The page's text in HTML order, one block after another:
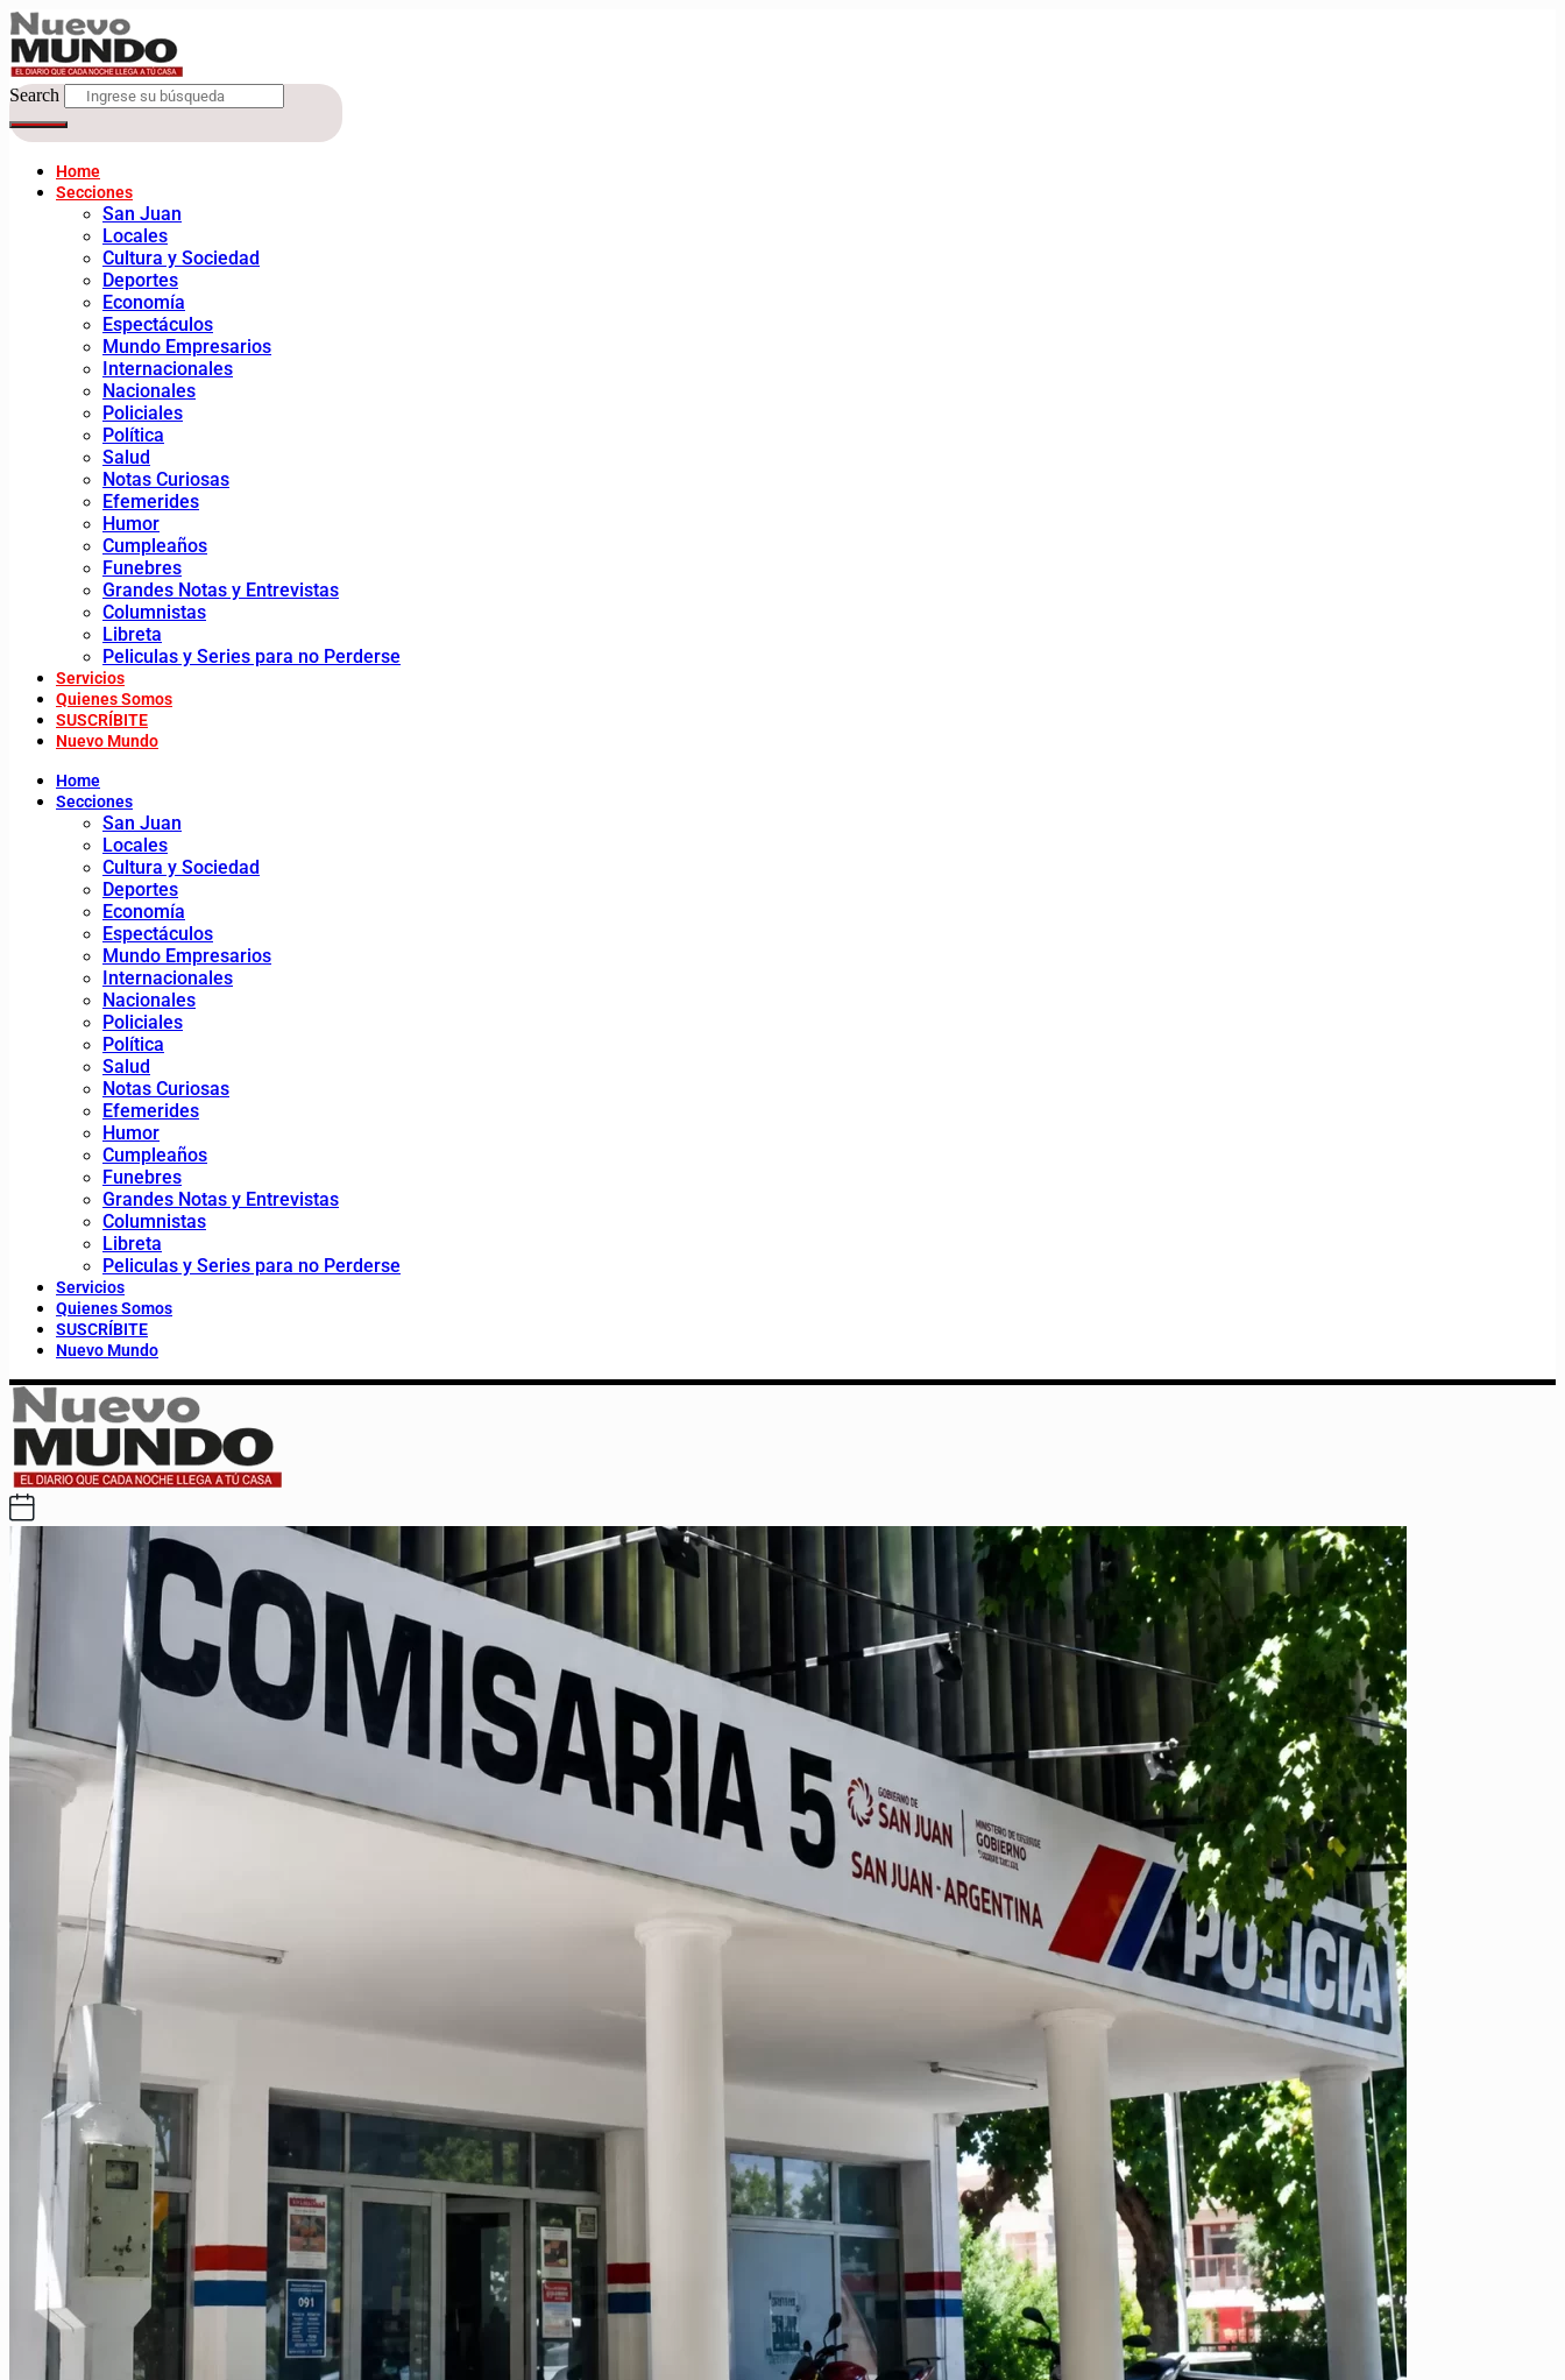
Search
Home
Secciones
San Juan
Locales
Cultura y Sociedad
Deportes
Economía
Espectáculos
Mundo Empresarios
Internacionales
Nacionales
Policiales
Política
Salud
Notas Curiosas
Efemerides
Humor
Cumpleaños
Funebres
Grandes Notas y Entrevistas
Columnistas
Libreta
Peliculas y Series para no Perderse
Servicios
Quienes Somos
SUSCRÍBITE
Nuevo Mundo
Home
Secciones
San Juan
Locales
Cultura y Sociedad
Deportes
Economía
Espectáculos
Mundo Empresarios
Internacionales
Nacionales
Policiales
Política
Salud
Notas Curiosas
Efemerides
Humor
Cumpleaños
Funebres
Grandes Notas y Entrevistas
Columnistas
Libreta
Peliculas y Series para no Perderse
Servicios
Quienes Somos
SUSCRÍBITE
Nuevo Mundo